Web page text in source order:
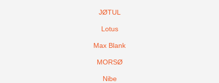
JØTUL
Lotus
Max Blank
MORSØ
Nibe